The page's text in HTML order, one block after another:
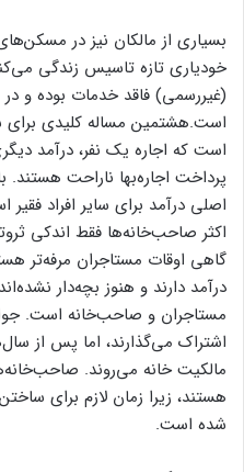
بسیاری از مالکان نیز در
خودیاری تازه تاسیس زندگی
(غیررسمی) فاقد خدمات بوده و در
است.هشتمین مساله کلیدی برای
است که اجاره یک نفر، درآمد
پرداخت اجاره‌‌‌‌بها ناراحت هستند.
اصلی درآمد برای سایر افراد
اکثر صاحب‌خانه‌‌‌‌ها فقط اندکی
گاهی اوقات مستاجران مرفه‌‌‌‌تر
درآمد دارند و هنوز بچه‌‌‌‌دار
مستاجران و صاحب‌خانه است.
اشتراک می‌‌‌‌گذارند، اما پس از
مالکیت خانه می‌‌‌‌روند.
هستند، زیرا زمان لازم برای
شده است.